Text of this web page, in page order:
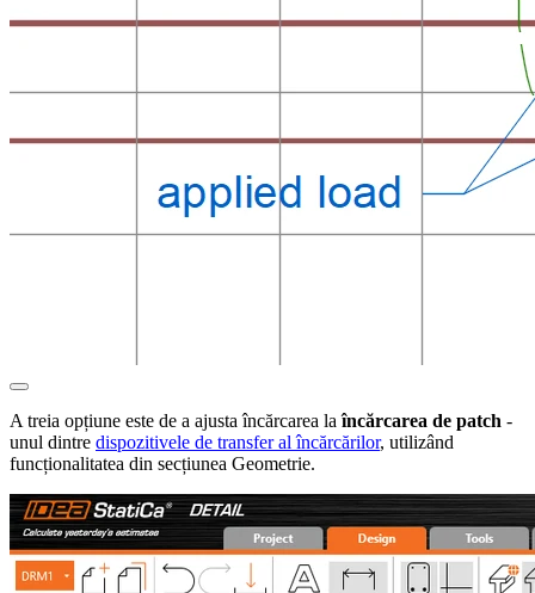
A treia opțiune este de a ajusta încărcarea laîncărcarea de patch -
unul dintre dispozitivele de transfer al încărcărilor, utilizând
funcționalitatea din secțiunea Geometrie.